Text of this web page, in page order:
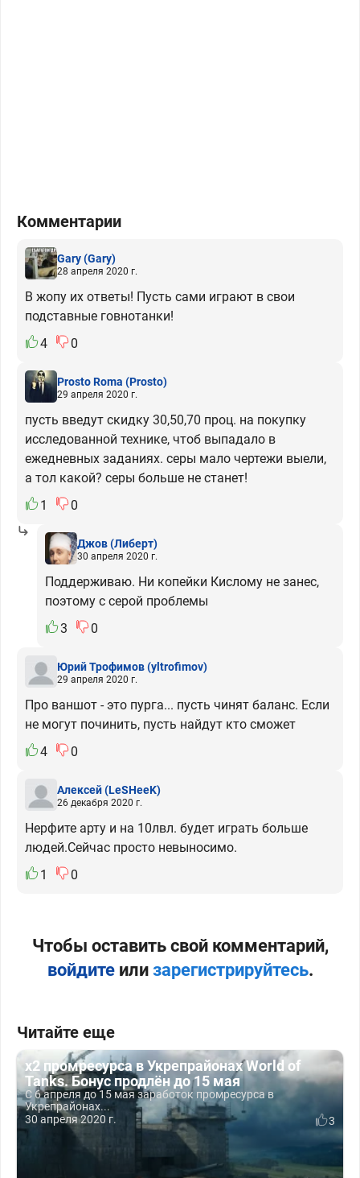
Комментарии
Gary(Gary)
28 апреля 2020 г.
В жопу их ответы! Пусть сами играют в свои
подставные говнотанки!
4
0
Prosto Roma (Prosto)
29 апреля 2020 г.
пусть введут скидку 30,50,70 проц. на покупку
исследованной технике, чтоб выпадало в
ежедневных заданиях. серы мало чертежи выели,
а тол какой? серы больше не станет!
1
0
Джов(Либерт)
30 апреля 2020 г.
Поддерживаю. Ни копейки Кислому не занес,
поэтому с серой проблемы
3
0
Юрий Трофимов(yltrofimov)
29 апреля 2020 г.
Про ваншот - это пурга... пусть чинят баланс. Если
не могут починить, пусть найдут кто сможет
4
0
Алексей(LeSHeeK)
26 декабря 2020 г.
Нерфите арту и на 10лвл. будет играть больше
людей.Сейчас просто невыносимо.
1
0
Чтобы оставить свой комментарий,
войдитеили зарегистрируйтесь.
Читайте еще
х2 промресурса в Укрепрайонах World of
Tanks. Бонус продлён до 15 мая
С 6 апреля до 15 мая заработок промресурса в
Укрепрайонах...
30 апреля 2020 г.
3